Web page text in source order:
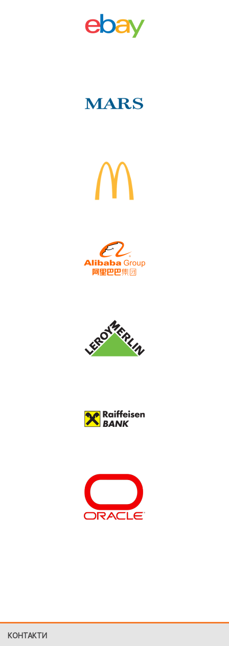
КОНТАКТИ